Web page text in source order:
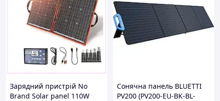
Зарядний пристрій No
Brand Solar panel 110W
Сонячна панель BLUETTI
PV200 (PV200-EU-BK-BL-